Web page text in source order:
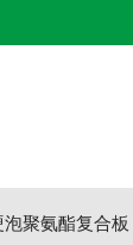
泡聚氨酯复合板